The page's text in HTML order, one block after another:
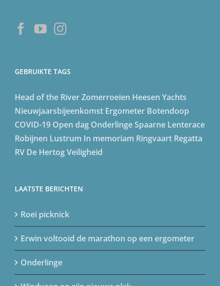
GEBRUIKTE TAGS
Head of the RiverZomerroeien Heesen Yachts
Nieuwjaarsbijeenkomst Ergometer Botendoop
COVID-19 Open dag OnderlingeSpaarne Lenterace
Robijnen Lustrum In memoriam Ringvaart Regatta
RV De HertogVeiligheid
LAATSTE BERICHTEN
Roei picknick
Erwin voltooid de marathon op een ergometer
Onderlinge